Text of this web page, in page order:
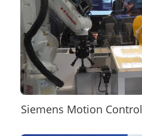
Siemens Motion Control